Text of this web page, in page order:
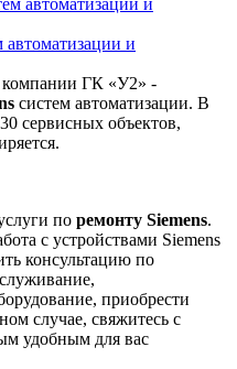
и
ГК «У2» -
систем автоматизации. В
сервисных объектов,
по ремонту Siemens.
с устройствами Siemens
консультацию по
приобрести
случае, свяжитесь с
удобным для вас